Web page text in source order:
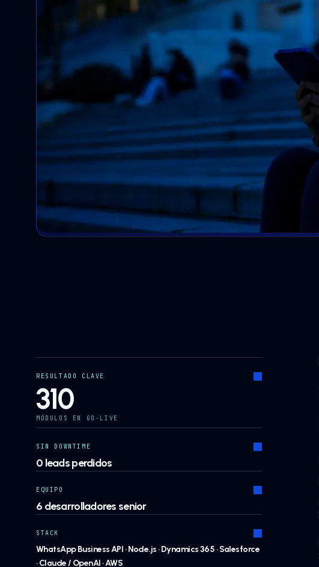
RESULTADO CLAVE
310
MÓDULOS EN GO-LIVE
SIN DOWNTIME
0 leads perdidos
EQUIPO
6 desarrolladores senior
STACK
WhatsApp Business API · Node.js · Dynamics 365 · Salesforce
· Claude / OpenAI · AWS